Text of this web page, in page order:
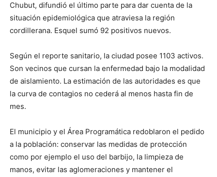
Chubut, difundió el último parte para dar cuenta de la
situación epidemiológica que atraviesa la región
cordillerana. Esquel sumó 92 positivos nuevos.
Según el reporte sanitario, la ciudad posee 1103 activos.
Son vecinos que cursan la enfermedad bajo la modalidad
de aislamiento. La estimación de las autoridades es que
la curva de contagios no cederá al menos hasta fin de
mes.
El municipio y el Área Programática redoblaron el pedido
a la población: conservar las medidas de protección
como por ejemplo el uso del barbijo, la limpieza de
manos, evitar las aglomeraciones y mantener el